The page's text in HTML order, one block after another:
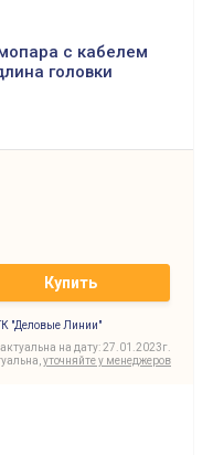
с кабелем
головки
Купить
"Деловые Линии"
актуальна на дату: 27.01.2023г.
уточняйте у менеджеров